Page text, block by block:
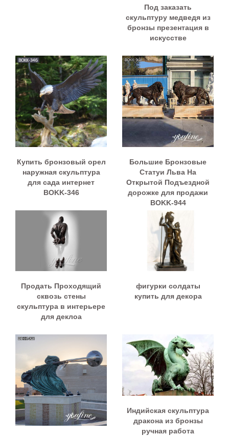
Под заказать
скульптуру медведя из
бронзы презентация в
искусстве
Купить бронзовый орел
наружная скульптура
для сада интернет
BOKK-346
Большие Бронзовые
Статуи Льва На
Открытой Подъездной
дорожке для продажи
BOKK-944
Продать Проходящий
сквозь стены
скульптура в интерьере
для деклоа
фигурки солдаты
купить для декора
Индийская скульптура
дракона из бронзы
ручная работа